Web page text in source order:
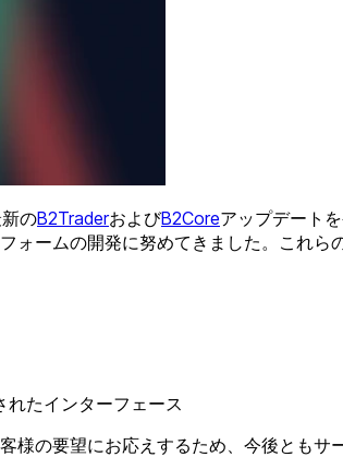
のB2TraderおよびB2Coreアップデート
ォームの開発に努めてきました。これ
たインターフェース
の要望にお応えするため、今後ともサ